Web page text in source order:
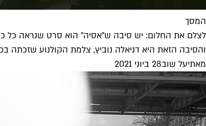
המסך
לצלם את החלום: יש סיבה ש"אסיה" הוא סרט שנראה כל
והסיבה הזאת היא דניאלה נוביץ, צלמת הקולנוע שזכתה
מאתיעל שוב28 ביוני 2021